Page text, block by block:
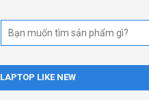
LAPTOP LIKE NEW